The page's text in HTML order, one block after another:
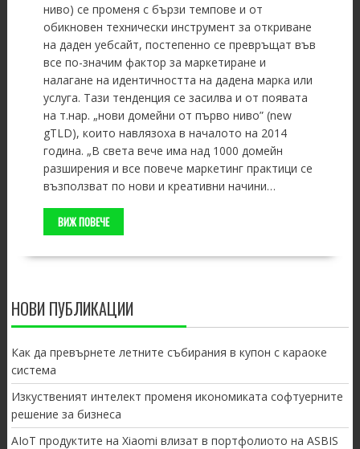
ниво) се променя с бързи темпове и от
обикновен технически инструмент за откриване
на даден уебсайт, постепенно се превръщат във
все по-значим фактор за маркетиране и
налагане на идентичността на дадена марка или
услуга. Тази тенденция се засилва и от появата
на т.нар. „нови домейни от първо ниво” (new
gTLD), които навлязоха в началото на 2014
година. „В света вече има над 1000 домейн
разширения и все повече маркетинг практици се
възползват по нови и креативни начини…
ВИЖ ПОВЕЧЕ
НОВИ ПУБЛИКАЦИИ
Как да превърнете летните събирания в купон с караоке
система
Изкуственият интелект променя икономиката софтуерните
решение за бизнеса
AIoT продуктите на Xiaomi влизат в портфолиото на ASBIS